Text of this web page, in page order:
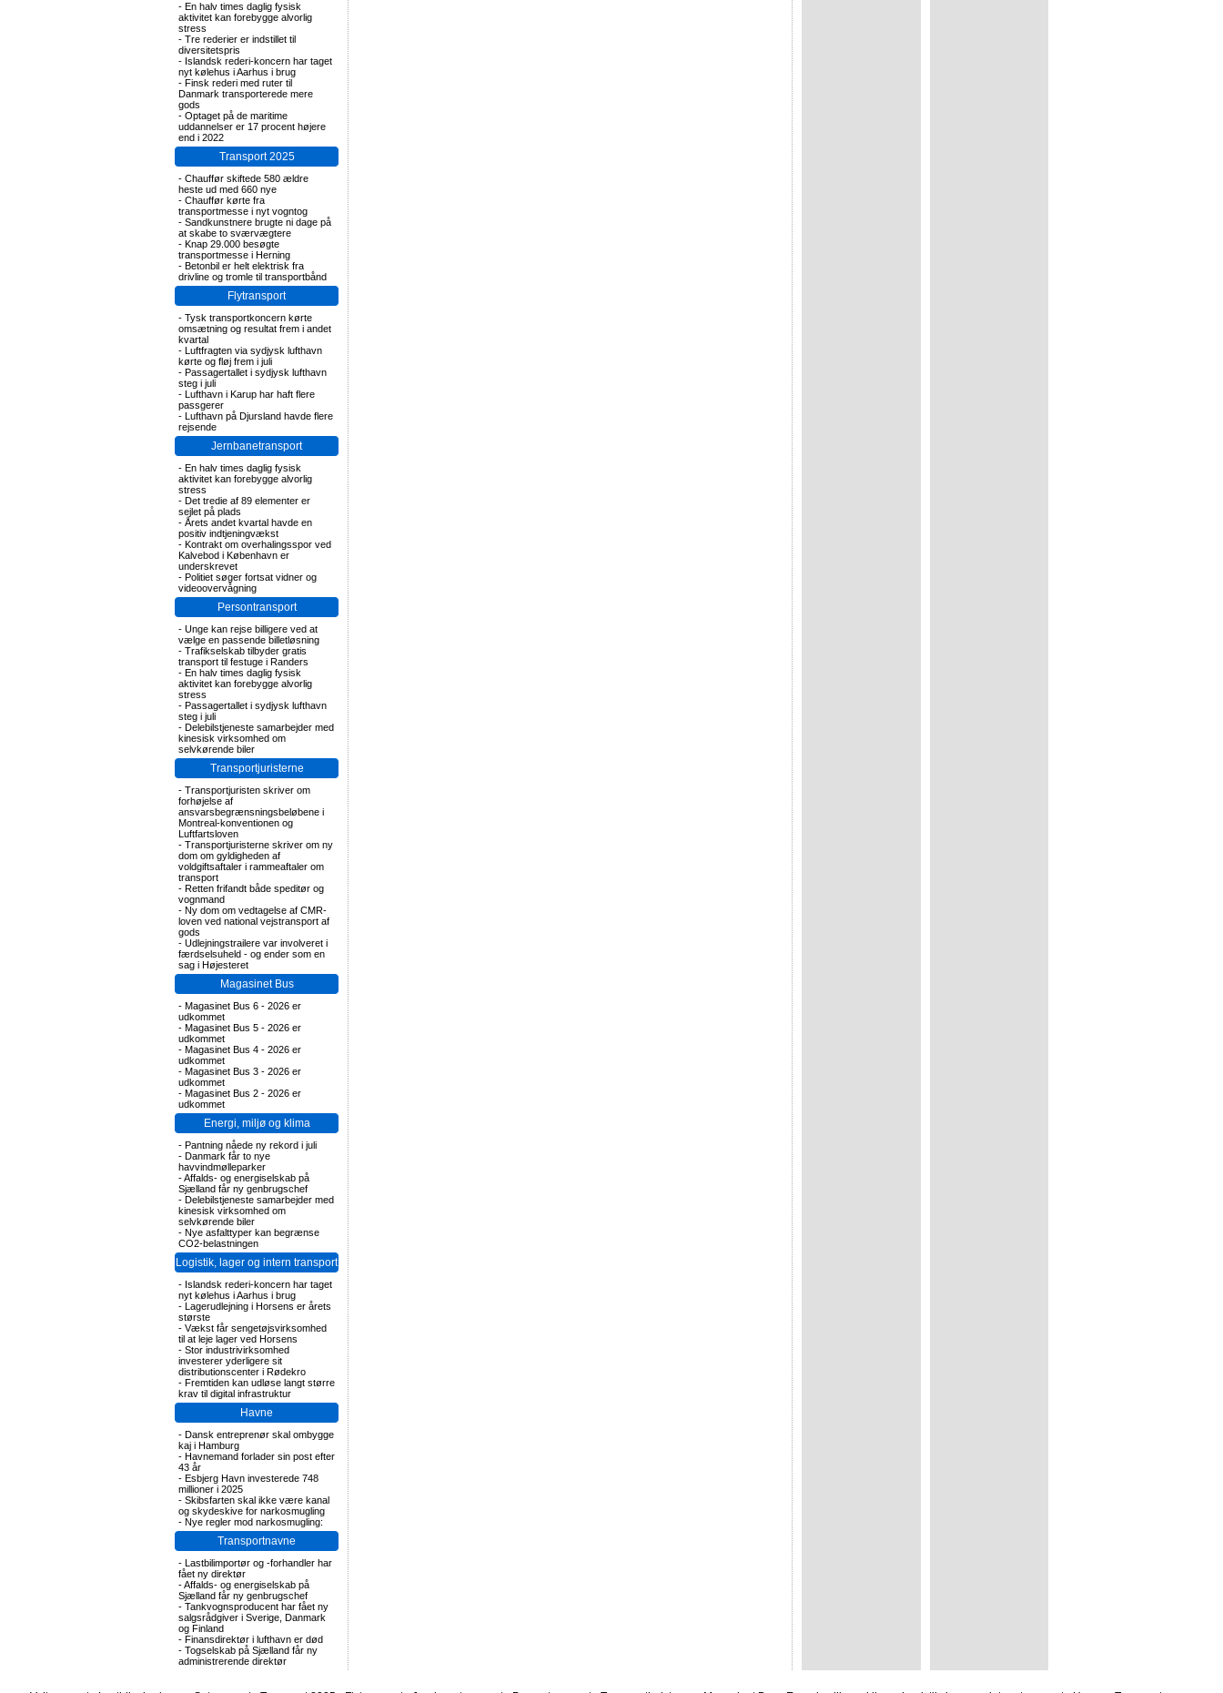
- En halv times daglig fysisk
aktivitet kan forebygge alvorlig
stress
- Tre rederier er indstillet til
diversitetspris
- Islandsk rederi-koncern har taget
nyt kølehus i Aarhus i brug
- Finsk rederi med ruter til
Danmark transporterede mere
gods
- Optaget på de maritime
uddannelser er 17 procent højere
end i 2022
Transport 2025
- Chauffør skiftede 580 ældre
heste ud med 660 nye
- Chauffør kørte fra
transportmesse i nyt vogntog
- Sandkunstnere brugte ni dage på
at skabe to sværvægtere
- Knap 29.000 besøgte
transportmesse i Herning
- Betonbil er helt elektrisk fra
drivline og tromle til transportbånd
Flytransport
- Tysk transportkoncern kørte
omsætning og resultat frem i andet
kvartal
- Luftfragten via sydjysk lufthavn
kørte og fløj frem i juli
- Passagertallet i sydjysk lufthavn
steg i juli
- Lufthavn i Karup har haft flere
passgerer
- Lufthavn på Djursland havde flere
rejsende
Jernbanetransport
- En halv times daglig fysisk
aktivitet kan forebygge alvorlig
stress
- Det tredie af 89 elementer er
sejlet på plads
- Årets andet kvartal havde en
positiv indtjeningvækst
- Kontrakt om overhalingsspor ved
Kalvebod i København er
underskrevet
- Politiet søger fortsat vidner og
videoovervågning
Persontransport
- Unge kan rejse billigere ved at
vælge en passende billetløsning
- Trafikselskab tilbyder gratis
transport til festuge i Randers
- En halv times daglig fysisk
aktivitet kan forebygge alvorlig
stress
- Passagertallet i sydjysk lufthavn
steg i juli
- Delebilstjeneste samarbejder med
kinesisk virksomhed om
selvkørende biler
Transportjuristerne
- Transportjuristen skriver om
forhøjelse af
ansvarsbegrænsningsbeløbene i
Montreal-konventionen og
Luftfartsloven
- Transportjuristerne skriver om ny
dom om gyldigheden af
voldgiftsaftaler i rammeaftaler om
transport
- Retten frifandt både speditør og
vognmand
- Ny dom om vedtagelse af CMR-
loven ved national vejstransport af
gods
- Udlejningstrailere var involveret i
færdselsuheld - og ender som en
sag i Højesteret
Magasinet Bus
- Magasinet Bus 6 - 2026 er
udkommet
- Magasinet Bus 5 - 2026 er
udkommet
- Magasinet Bus 4 - 2026 er
udkommet
- Magasinet Bus 3 - 2026 er
udkommet
- Magasinet Bus 2 - 2026 er
udkommet
Energi, miljø og klima
- Pantning nåede ny rekord i juli
- Danmark får to nye
havvindmølleparker
-Affalds- og energiselskab på
Sjælland får ny genbrugschef
- Delebilstjeneste samarbejder med
kinesisk virksomhed om
selvkørende biler
- Nye asfalttyper kan begrænse
CO2-belastningen
Logistik, lager og intern transport
- Islandsk rederi-koncern har taget
nyt kølehus i Aarhus i brug
- Lagerudlejning i Horsens er årets
største
- Vækst får sengetøjsvirksomhed
til at leje lager ved Horsens
- Stor industrivirksomhed
investerer yderligere sit
distributionscenter i Rødekro
- Fremtiden kan udløse langt større
krav til digital infrastruktur
Havne
- Dansk entreprenør skal ombygge
kaj i Hamburg
- Havnemand forlader sin post efter
43 år
- Esbjerg Havn investerede 748
millioner i 2025
- Skibsfarten skal ikke være kanal
og skydeskive for narkosmugling
- Nye regler mod narkosmugling:
Transportnavne
- Lastbilimportør og -forhandler har
fået ny direktør
-Affalds- og energiselskab på
Sjælland får ny genbrugschef
- Tankvognsproducent har fået ny
salgsrådgiver i Sverige, Danmark
og Finland
- Finansdirektør i lufthavn er død
- Togselskab på Sjælland får ny
administrerende direktør